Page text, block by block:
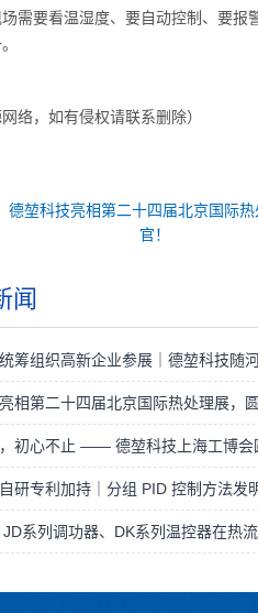
需要看温湿度、要自动控制、要报
络，如有侵权请联系删除）
德堃科技亮相第二十四届北京国际
官！
闻
筹组织高新企业参展｜德堃科技随
相第二十四届北京国际热处理展，圆
初心不止 —— 德堃科技上海工博会
研专利加持｜分组 PID 控制方法发
系列调功器、DK系列温控器在热